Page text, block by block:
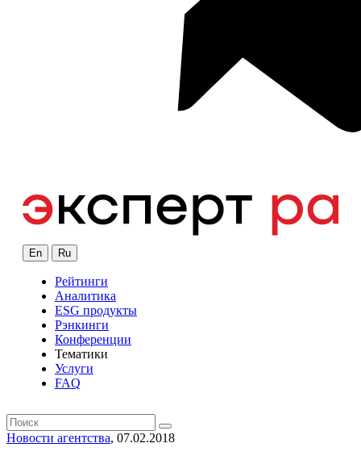
En Ru
Рейтинги
Аналитика
ESG продукты
Рэнкинги
Конференции
Тематики
Услуги
FAQ
Новости агентства, 07.02.2018